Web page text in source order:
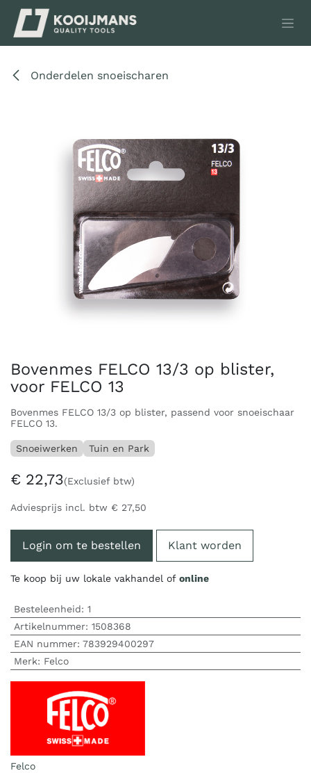
Overslaan naar inhoud
Onderdelen snoeischaren
Bovenmes FELCO 13/3 op blister,
voor FELCO 13
Bovenmes FELCO 13/3 op blister, passend voor snoeischaar
FELCO 13.
Snoeiwerken Tuin en Park
€ 22,73(Exclusief btw)
Adviesprijs incl. btw € 27,50
Login om te bestellen Klant worden
Te koop bij uw lokale vakhandel of online
Besteleenheid: 1
Artikelnummer: 1508368
EAN nummer: 783929400297
Merk: Felco
Felco